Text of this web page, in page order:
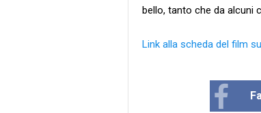
bello, tanto che da alcuni
Link alla scheda del film